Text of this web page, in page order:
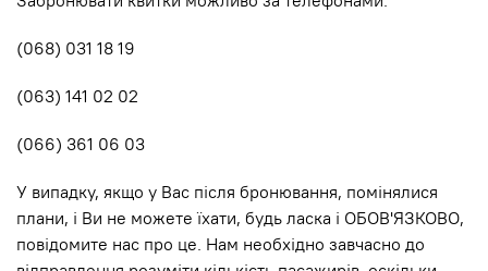
(068) 031 18 19
(063) 141 02 02
(066) 361 06 03
У випадку, якщо у Вас після бронювання, помінялися
плани, і Ви не можете їхати, будь ласка і ОБОВ'ЯЗКОВО,
повідомите нас про це. Нам необхідно завчасно до